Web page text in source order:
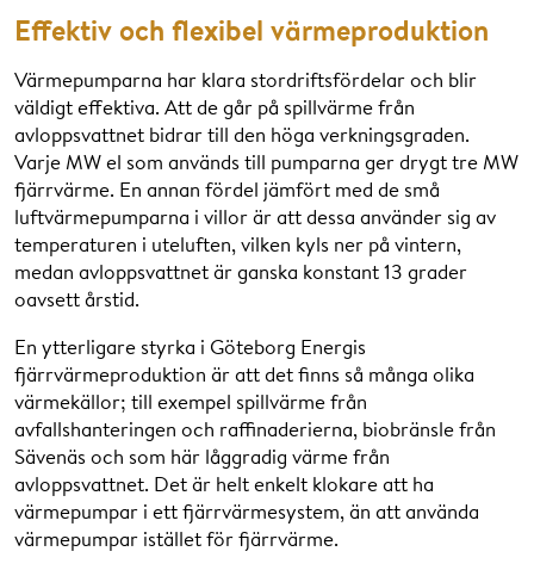
Effektiv och flexibel värmeproduktion
Värmepumparna har klara stordriftsfördelar och blir
väldigt effektiva. Att de går på spillvärme från
avloppsvattnet bidrar till den höga verkningsgraden.
Varje MW el som används till pumparna ger drygt tre MW
fjärrvärme. En annan fördel jämfört med de små
luftvärmepumparna i villor är att dessa använder sig av
temperaturen i uteluften, vilken kyls ner på vintern,
medan avloppsvattnet är ganska konstant 13 grader
oavsett årstid.
En ytterligare styrka i Göteborg Energis
fjärrvärmeproduktion är att det finns så många olika
värmekällor; till exempel spillvärme från
avfallshanteringen och raffinaderierna, biobränsle från
Sävenäs och som här låggradig värme från
avloppsvattnet. Det är helt enkelt klokare att ha
värmepumpar i ett fjärrvärmesystem, än att använda
värmepumpar istället för fjärrvärme.